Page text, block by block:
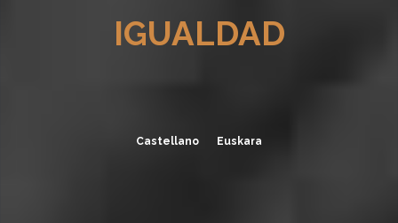
IGUALDAD
Castellano Euskara